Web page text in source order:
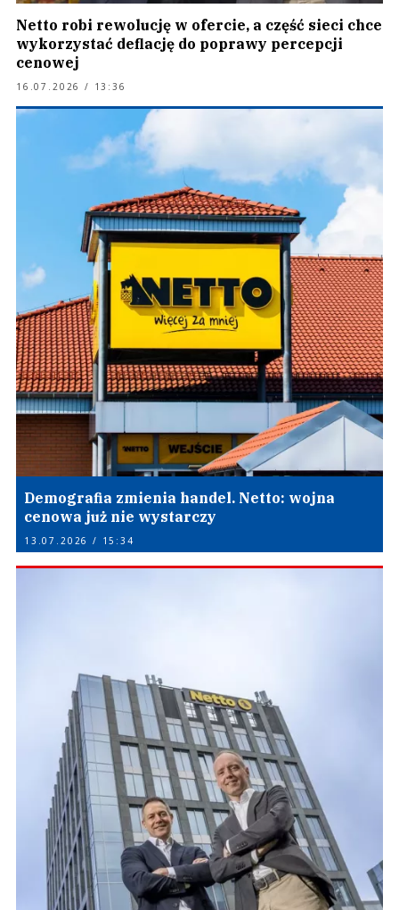
Netto robi rewolucję w ofercie, a część sieci chce
wykorzystać deflację do poprawy percepcji
cenowej
16.07.2026 / 13:36
Demografia zmienia handel. Netto: wojna
cenowa już nie wystarczy
13.07.2026 / 15:34